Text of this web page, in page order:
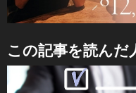
この記事を読んだ